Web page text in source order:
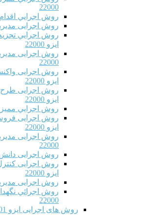
22000
روش اجرايي اقدام
روش اجرایی مدیریت
روش اجرايي
ایزو 22000
روش اجرایی
22000
روش اجرایی
ایزو 22000
روش اجرایی طرح
ایزو 22000
روش اجرايي مميزي
روش اجرایی
ایزو 22000
روش اجرایی
22000
روش اجرایی دانش
روش اجرایی
ایزو 22000
روش اجرایی مدیریت
روش اجرائي
22000
روش های اجرایی ایزو 27001